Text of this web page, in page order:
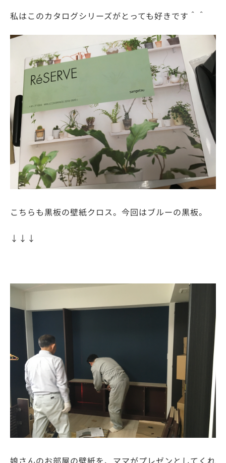
私はこのカタログシリーズがとっても好きです＾＾
こちらも黒板の壁紙クロス。今回はブルーの黒板。
↓↓↓
娘さんのお部屋の壁紙を、ママがプレゼンとしてくれ